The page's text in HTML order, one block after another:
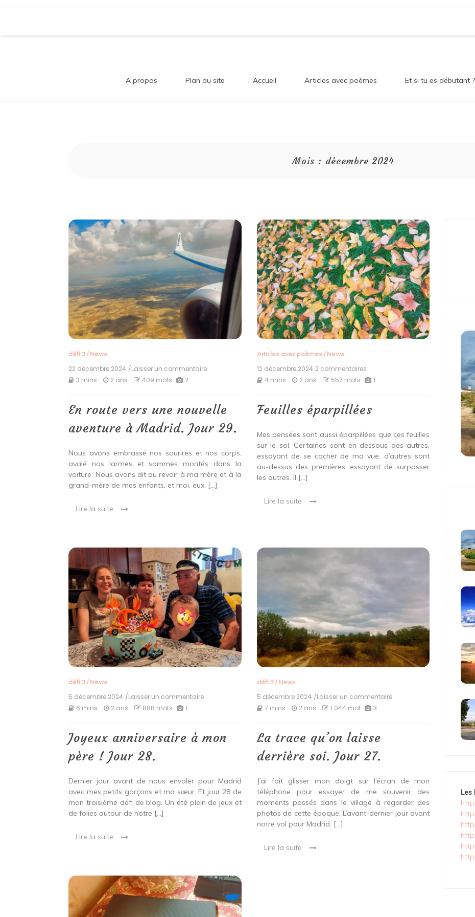
Blog Sur
Bonheur !
A propos Plan du site Accueil Articles avec poèmes Et si tu es débutant ?
Mois : décembre 2024
défi 3 / News
22 décembre 2024 /Laisser un commentaire
une
nouvelle
aventure
à
Jour
29.
3 mins 2 ans 409 mots 2
En route vers une nouvelle
aventure à Madrid. Jour 29.
Nous avons embrassé nos sourires et nos corps,
avalé nos larmes et sommes montés dans la
voiture. Nous avons dit au revoir à ma mère et à la
grand-mère de mes enfants, et moi, eux, […]
Lire la suite
Articles avec poèmes/ News
12 décembre 2024 2 commentaires
Feuilles
4 mins 2 ans 557 mots 1
Feuilles éparpillées
Mes pensées sont aussi éparpillées que ces feuilles
sur le sol. Certaines sont en dessous des autres,
essayant de se cacher de ma vue, d’autres sont
au-dessus des premières, essayant de surpasser
les autres. Il […]
Lire la suite
défi 3 / News
5 décembre 2024 /Laisser un commentaire
mon
père
6 mins 2 ans 888 mots 1
Joyeux anniversaire à mon
père ! Jour 28.
Dernier jour avant de nous envoler pour Madrid
avec mes petits garçons et ma sœur. Et jour 28 de
mon troisième défi de blog. Un été plein de jeux et
de folies autour de notre […]
Lire la suite
défi 3/ News
5 décembre 2024 /Laisser un commentaireon
7 mins 2 ans 1 044 mot 3
La trace qu’on laisse
derrière soi. Jour 27.
J’ai fait glisser mon doigt sur l’écran de mon
téléphone pour essayer de me souvenir des
moments passés dans le village à regarder des
photos de cette époque. L’avant-dernier jour avant
notre vol pour Madrid. […]
Lire la suite
Les